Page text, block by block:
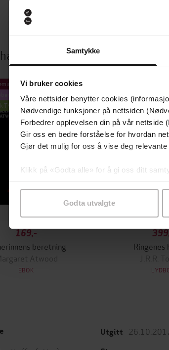
Samtykke
Vi bruker cookies
Våre nettsider benytter cookies
Nødvendige funksjoner på nettsiden
Forbedrer opplevelsen din på vår nettside
Gir oss en bedre forståelse for hvordan
Gjør det mulig for oss å vise deg
Klikk på «Godta alle» for å gi oss ditt
samtykke til spesifikke formål ved å
Godta utvalgte
også kjøpt
på NRK
TV-serien
169,-
beretning
Atwood
EBOK
Ringenes
J.R.R.
Utgitt